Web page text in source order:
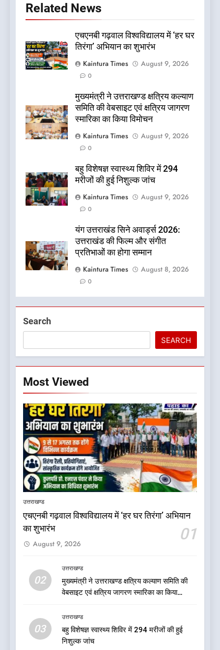
Related News
एचएनबी गढ़वाल विश्वविद्यालय में ‘हर घर
तिरंगा’ अभियान का शुभारंभ
Kaintura Times
August 9, 2026
0
मुख्यमंत्री ने उत्तराखण्ड क्षत्रिय कल्याण
समिति की वेबसाइट एवं क्षत्रिय जागरण
स्मारिका का किया विमोचन
Kaintura Times
August 9, 2026
0
बहु विशेषज्ञ स्वास्थ्य शिविर में 294
मरीजों की हुई निशुल्क जांच
Kaintura Times
August 9, 2026
0
यंग उत्तराखंड सिने अवार्ड्स 2026:
उत्तराखंड की फिल्म और संगीत
प्रतिभाओं का होगा सम्मान
Kaintura Times
August 8, 2026
0
Search
SEARCH
Most Viewed
उत्तराखण्ड
एचएनबी गढ़वाल विश्वविद्यालय में ‘हर घर तिरंगा’ अभियान
का शुभारंभ
01
August 9, 2026
02
उत्तराखण्ड
मुख्यमंत्री ने उत्तराखण्ड क्षत्रिय कल्याण समिति की
वेबसाइट एवं क्षत्रिय जागरण स्मारिका का किया
03
उत्तराखण्ड
बहु विशेषज्ञ स्वास्थ्य शिविर में 294 मरीजों की हुई
निशुल्क जांच
5
बड़ी खबर:16 करोड़ के पुल मामले में
धामी सरकार का बड़ा एक्शन
6
फैसले
अध्यक्ष? राजनीति के गलियारों में
सुगबुगाहट तेज
उत्तराखण्ड